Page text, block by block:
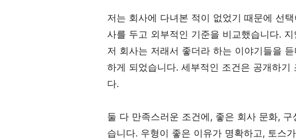
저는 회사에 다녀본 적이 없었기 때문에 선
사를 두고 외부적인 기준을 비교했습니다.
저 회사는 저래서 좋더라 하는 이야기들을
하게 되었습니다. 세부적인 조건은 공개하기
다.
둘 다 만족스러운 조건에, 좋은 회사 문화,
습니다. 우형이 좋은 이유가 명확하고, 토스